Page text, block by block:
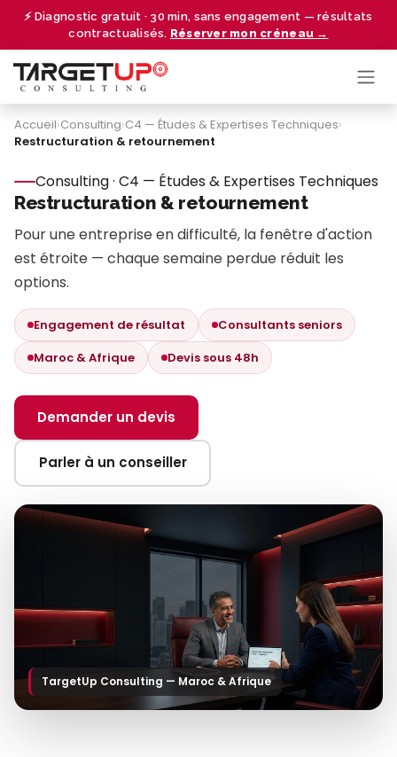
⚡ Diagnostic gratuit · 30 min, sans engagement — résultats
contractualisés. Réserver mon créneau →
Se rendre au contenu
Accueil›Consulting›C4 — Études & Expertises Techniques›
Restructuration & retournement
Consulting · C4 — Études & Expertises Techniques
Restructuration & retournement
Pour une entreprise en difficulté, la fenêtre d'action
est étroite — chaque semaine perdue réduit les
options.
Engagement de résultat
Consultants seniors
Maroc & Afrique
Devis sous 48h
Demander un devis
Parler à un conseiller
TargetUp Consulting — Maroc & Afrique